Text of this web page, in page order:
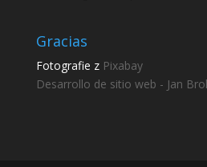
Gracias
Fotografie z Pixabay
Desarrollo de sitio web - Jan